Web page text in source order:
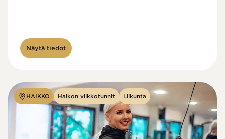
Näytä tiedot
HAIKKO Haikon viikkotunnit Liikunta